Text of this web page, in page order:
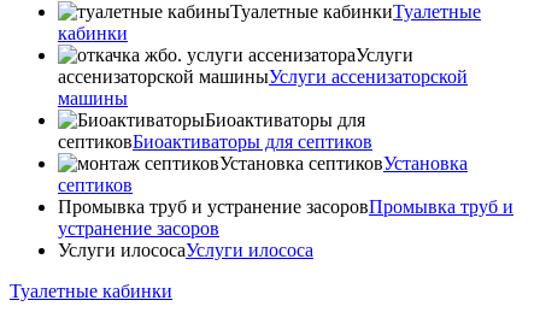
Туалетные кабинкиТуалетные
кабинки
Услуги
ассенизаторской машиныУслуги ассенизаторской
машины
Биоактиваторы для
септиковБиоактиваторы для септиков
Установка септиковУстановка
септиков
Промывка труб и устранение засоровПромывка труб и
устранение засоров
Услуги илососаУслуги илососа
Туалетные кабинки